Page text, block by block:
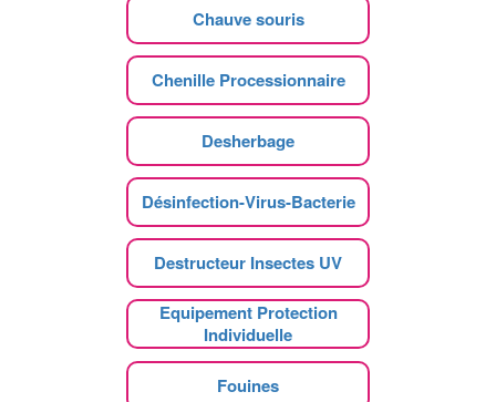
Chauve souris
Chenille Processionnaire
Desherbage
Désinfection-Virus-Bacterie
Destructeur Insectes UV
Equipement Protection
Individuelle
Fouines